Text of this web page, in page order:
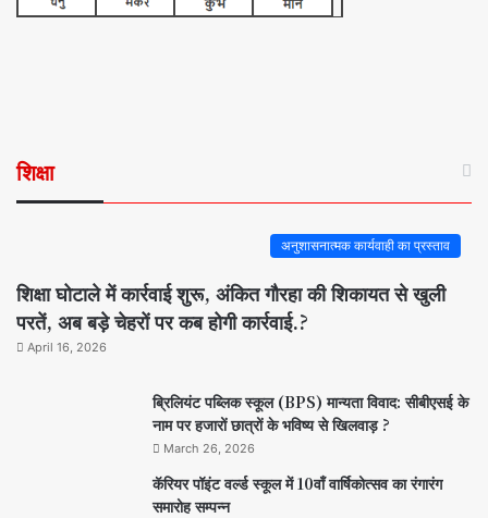
शिक्षा
अनुशासनात्मक कार्यवाही का प्रस्ताव
शिक्षा घोटाले में कार्रवाई शुरू, अंकित गौरहा की शिकायत से खुली
परतें, अब बड़े चेहरों पर कब होगी कार्रवाई.?
April 16, 2026
ब्रिलियंट पब्लिक स्कूल (BPS) मान्यता विवाद: सीबीएसई के
नाम पर हजारों छात्रों के भविष्य से खिलवाड़ ?
March 26, 2026
कॅरियर पॉइंट वर्ल्ड स्कूल में 10वाँ वार्षिकोत्सव का रंगारंग
समारोह सम्पन्न